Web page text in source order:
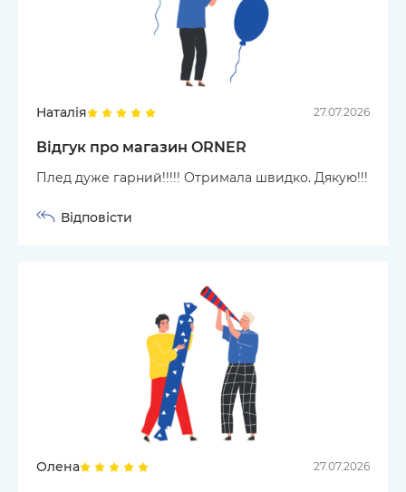
Наталія 27.07.2026
Відгук про магазин ORNER
Плед дуже гарний!!!!! Отримала швидко. Дякую!!!
Відповісти
Олена 27.07.2026